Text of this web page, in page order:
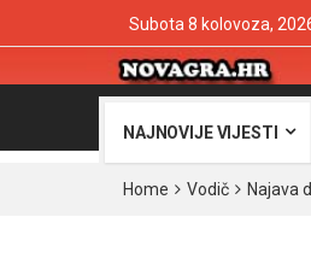
Subota 8 kolovoza,
NAJNOVIJE VIJESTI
Home Vodič Najava